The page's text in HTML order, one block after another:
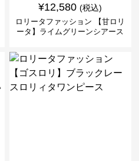
¥12,580 (税込)
ロリータファッション 【甘ロリ
ータ】ライムグリーンシアース